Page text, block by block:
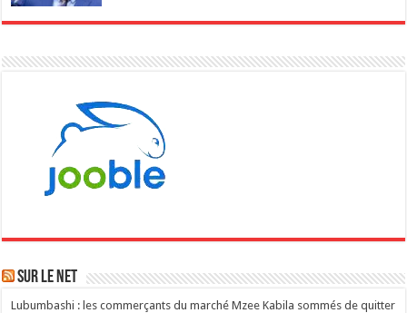
Sur le NET
Lubumbashi : les commerçants du marché Mzee Kabila sommés de quitter